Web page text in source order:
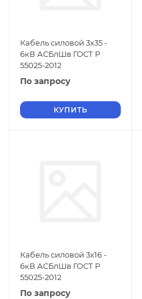
Кабель силовой 3х35 -
6кВ АСБлШв ГОСТ Р
55025-2012
По запросу
КУПИТЬ
Кабель силовой 3х16 -
6кВ АСБлШв ГОСТ Р
55025-2012
По запросу